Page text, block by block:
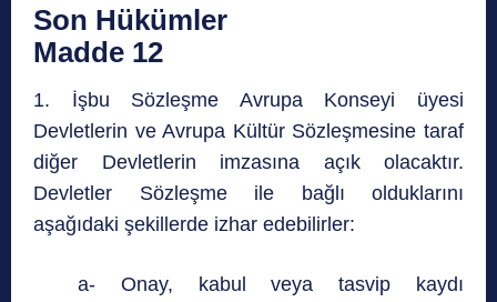
Son Hükümler
Madde 12
1. İşbu Sözleşme Avrupa Konseyi üyesi
Devletlerin ve Avrupa Kültür Sözleşmesine taraf
diğer Devletlerin imzasına açık olacaktır.
Devletler Sözleşme ile bağlı olduklarını
aşağıdaki şekillerde izhar edebilirler:
a- Onay, kabul veya tasvip kaydı